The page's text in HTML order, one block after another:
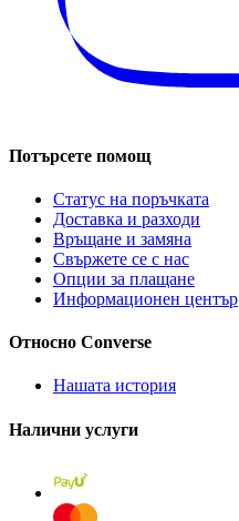
Потърсете помощ
Статус на поръчката
Доставка и разходи
Връщане и замяна
Свържете се с нас
Опции за плащане
Информационен център
Относно Converse
Нашата история
Налични услуги